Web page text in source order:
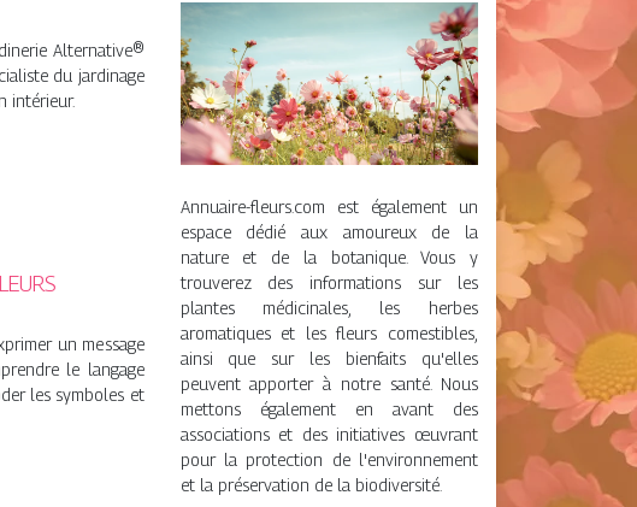
Alternative®
du jardinage
intérieur.
un message
le langage
les symboles et
Annuaire-fleurs.com est également un
espace dédié aux amoureux de la
nature et de la botanique. Vous y
trouverez des informations sur les
plantes médicinales, les herbes
aromatiques et les fleurs comestibles,
ainsi que sur les bienfaits qu'elles
peuvent apporter à notre santé. Nous
mettons également en avant des
associations et des initiatives œuvrant
pour la protection de l'environnement
et la préservation de la biodiversité.